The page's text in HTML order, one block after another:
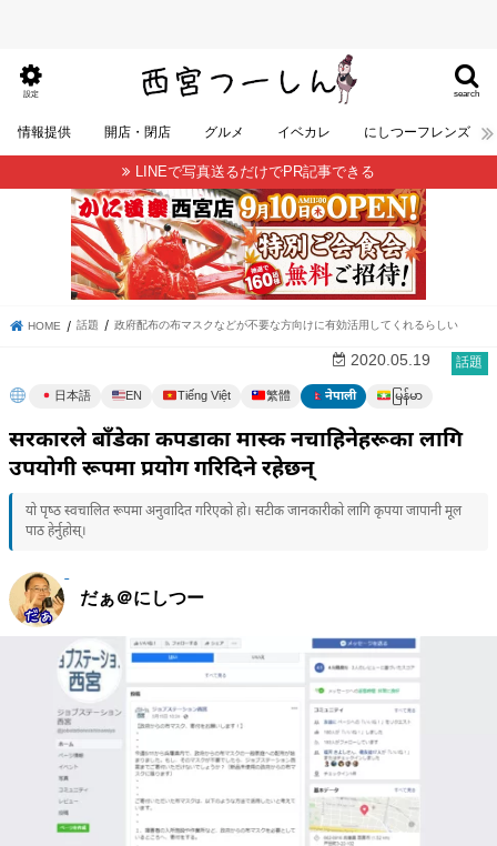
search
設定
情報提供 開店・閉店 グルメ イベカレ にしつーフレンズ
LINEで写真送るだけでPR記事できる
HOME 話題 政府配布の布マスクなどが不要な方向けに有効活用してくれるらしい
話題
2020.05.19
日本語 EN Tiếng Việt 繁體 नेपाली မြန်မာ
सरकारले बाँडेका कपडाका मास्क नचाहिनेहरूका लागि
उपयोगी रूपमा प्रयोग गरिदिने रहेछन्
यो पृष्ठ स्वचालित रूपमा अनुवादित गरिएको हो। सटीक जानकारीको लागि कृपया जापानी मूल
पाठ हेर्नुहोस्।
だぁ＠にしつー